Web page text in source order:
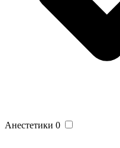
Анестетики 0